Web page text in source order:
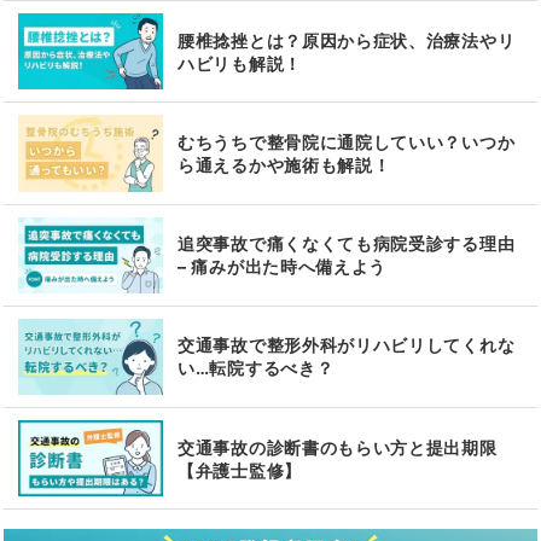
腰椎捻挫とは？原因から症状、治療法やリ
ハビリも解説！
むちうちで整骨院に通院していい？いつか
ら通えるかや施術も解説！
追突事故で痛くなくても病院受診する理由
– 痛みが出た時へ備えよう
交通事故で整形外科がリハビリしてくれな
い…転院するべき？
交通事故の診断書のもらい方と提出期限
【弁護士監修】